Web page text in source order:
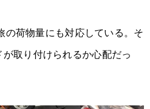
の荷物量にも対応している。そ
取り付けられるか心配だっ